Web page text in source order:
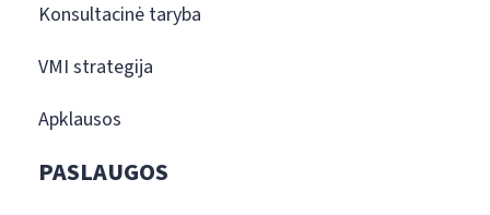
Konsultacinė taryba
VMI strategija
Apklausos
PASLAUGOS